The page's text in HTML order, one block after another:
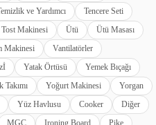
ve Yardımcı
Tencere Seti
Tost Makinesi Ütü
Ütü Masası
Makinesi
Vantilatörler
Yatak Örtüsü
Yemek Bıçağı
Takımı Yoğurt Makinesi
Yorgan
Yüz Havlusu Cooker
Diğer
MGC Ironing Board
Pike